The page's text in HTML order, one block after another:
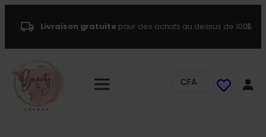
Livraison gratuitepour des achats au dessus de 100$
CFA